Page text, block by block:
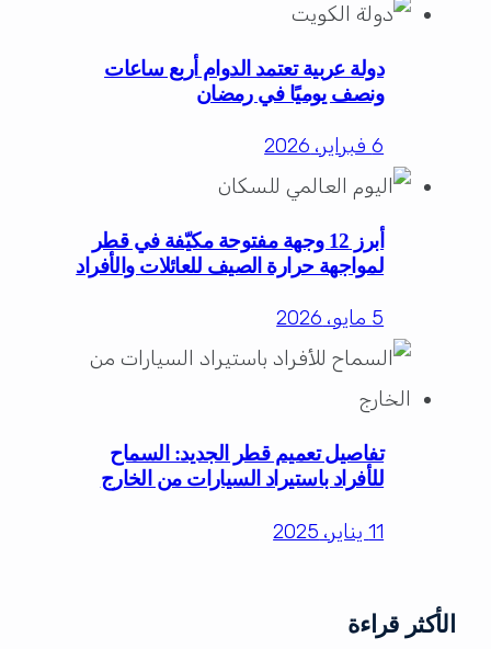
دولة عربية تعتمد الدوام أربع ساعات
ونصف يوميًا في رمضان
6 فبراير، 2026
أبرز 12 وجهة مفتوحة مكيّفة في قطر
لمواجهة حرارة الصيف للعائلات والأفراد
5 مايو، 2026
تفاصيل تعميم قطر الجديد: السماح
للأفراد باستيراد السيارات من الخارج
11 يناير، 2025
الأكثر قراءة